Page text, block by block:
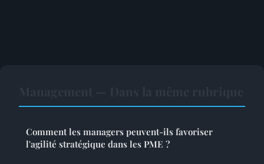
Comment les managers peuvent-ils favoriser
l'agilité stratégique dans les PME ?